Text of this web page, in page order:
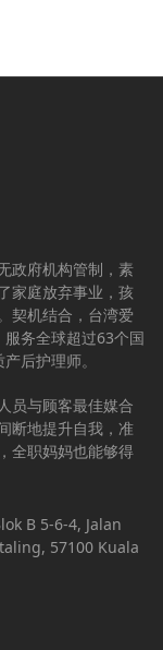
政府机构管制，素
家庭放弃事业，孩
契机结合，台湾爱
务全球超过63个国
后护理师。
员与顾客最佳媒合
断地提升自我，准
全职妈妈也能够得
B 5-6-4, Jalan
57100 Kuala